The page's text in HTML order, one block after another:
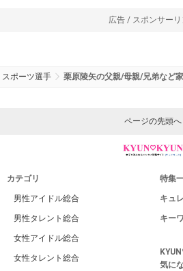
広告 / スポンサーリ
スポーツ選手 栗原陵矢の父親/母親/兄弟など
ページの先頭へ
カテゴリ
男性アイドル総合
男性タレント総合
女性アイドル総合
女性タレント総合
特集
キュ
キー
気に